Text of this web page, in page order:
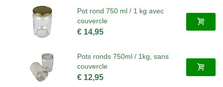
Pot rond 750 ml / 1 kg avec
couvercle
€ 14,95
Pots ronds 750ml / 1kg, sans
couvercle
€ 12,95